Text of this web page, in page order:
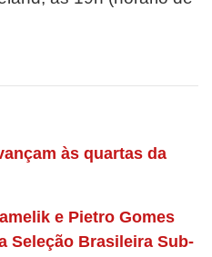
às quartas da
e Pietro Gomes
Seleção Brasileira Sub-